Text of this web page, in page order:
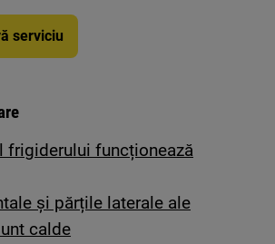
serviciu
frigiderului funcționează
și părțile laterale ale
calde